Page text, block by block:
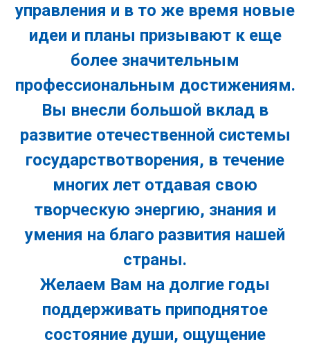
управления и в то же время новые
идеи и планы призывают к еще
более значительным
профессиональным достижениям.
Вы внесли большой вклад в
развитие отечественной системы
государствотворения, в течение
многих лет отдавая свою
творческую энергию, знания и
умения на благо развития нашей
страны.
Желаем Вам на долгие годы
поддерживать приподнятое
состояние души, ощущение